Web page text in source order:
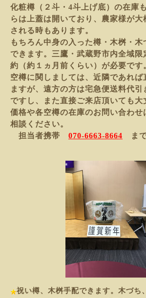
化粧樽（２斗・4斗上げ底）の在庫
らは上蓋は開いており、農家様が大
される時もあります。
もちろん中身の入った樽・木桝・
できます。三鷹・武蔵野市内全域限
約（約１ヵ月前くらい）が必要です
空樽に関しましては、近隣であれば
ますが、遠方の方は宅急便送料代
ですし、また直接ご来店頂いても大
価格や各空樽の在庫のお問い合わせ
相談ください。
担当者携帯 070-6663-8664 ま
祝い樽、木桝手配できます。木づち